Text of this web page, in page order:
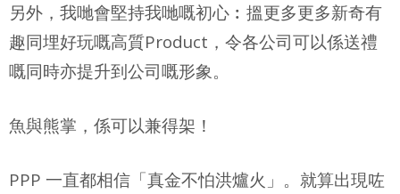
另外，我哋會堅持我哋嘅初心︰搵更多更多新奇有
趣同埋好玩嘅高質Product，令各公司可以係送禮
嘅同時亦提升到公司嘅形象。
魚與熊掌，係可以兼得架！
PPP 一直都相信「真金不怕洪爐火」。就算出現咗